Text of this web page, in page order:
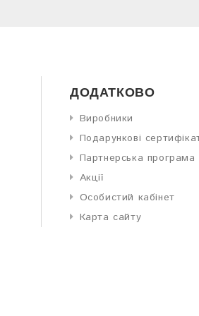
ДОДАТКОВО
Виробники
Подарункові
Партнерська програма
Акції
Особистий кабінет
Карта сайту